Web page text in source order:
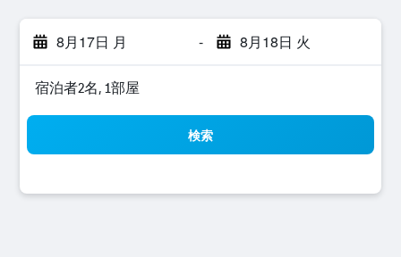
8月17日 月 - 8月18日 火
宿泊者2名, 1​部屋
検索